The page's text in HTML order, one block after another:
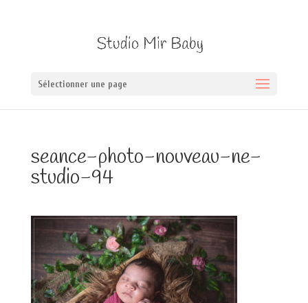
Sélectionner une page
seance-photo-nouveau-ne-
studio-94